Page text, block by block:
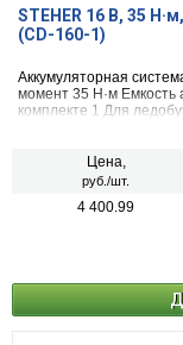
STEHER 16 В, 35
(CD-160-1)
Аккумуляторная
момент 35 Н·м Емкость
комплекте 1 Для
Цена,
руб./шт.
4 400.99